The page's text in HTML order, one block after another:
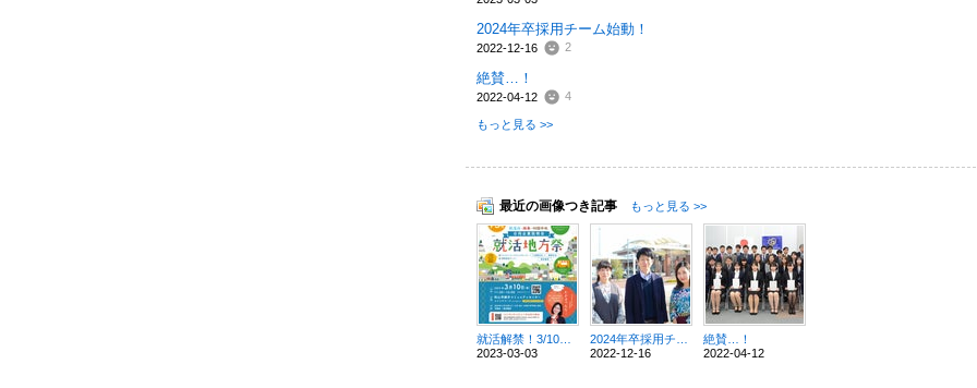
2024年卒採用チーム始動！
2022-12-16 2
絶賛…！
2022-04-12 4
もっと見る >>
最近の画像つき記事 もっと見る >>
2023-03-03
2022-12-16
絶賛…！
2022-04-12